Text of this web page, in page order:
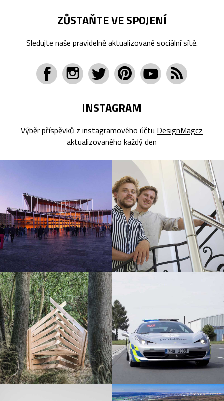
ZŮSTAŇTE VE SPOJENÍ
Sledujte naše pravidelně aktualizované sociální sítě.
INSTAGRAM
Výběr příspěvků z instagramového účtu DesignMagcz
aktualizovaného každý den